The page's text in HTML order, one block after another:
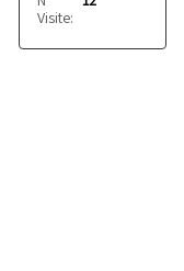
Visite: